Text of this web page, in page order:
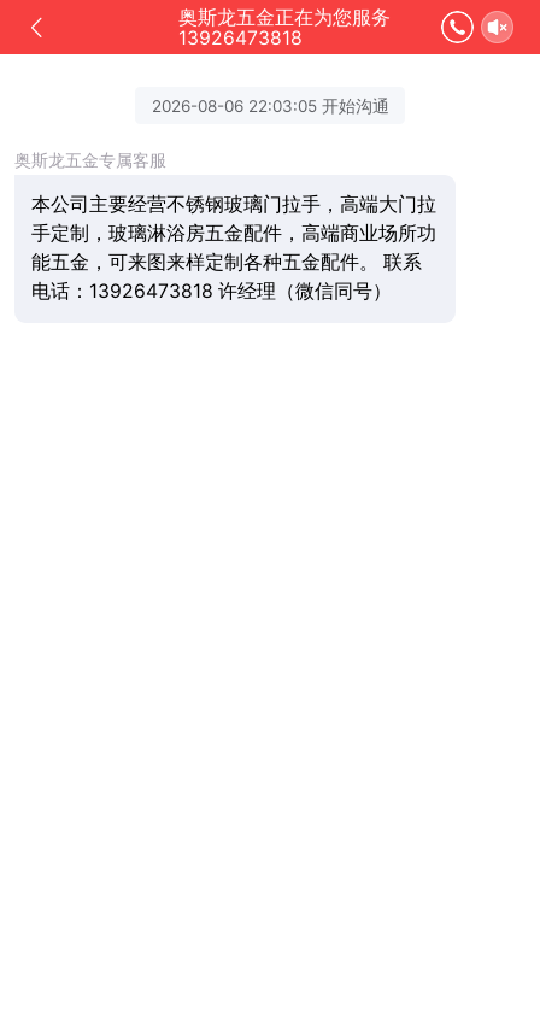
奥斯龙五金正在为您服务
13926473818
2026-08-06 22:03:05 开始沟通
奥斯龙五金专属客服
本公司主要经营不锈钢玻璃门拉手，高端大门拉
手定制，玻璃淋浴房五金配件，高端商业场所功
能五金，可来图来样定制各种五金配件。 联系
电话：13926473818 许经理（微信同号）